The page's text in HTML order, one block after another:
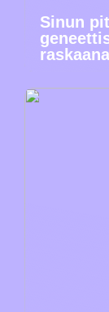
Sinun
raskaana